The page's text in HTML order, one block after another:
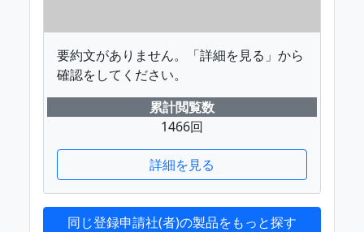
要約文がありません。「詳細を見る」から
確認をしてください。
累計閲覧数
1466回
詳細を見る
同じ登録申請社(者)の製品をもっと探す